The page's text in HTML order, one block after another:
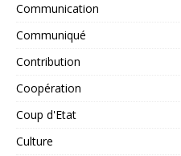
Communication
Communiqué
Contribution
Coopération
Coup d'Etat
Culture